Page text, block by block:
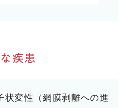
疾患
状変性（網膜剥離への進